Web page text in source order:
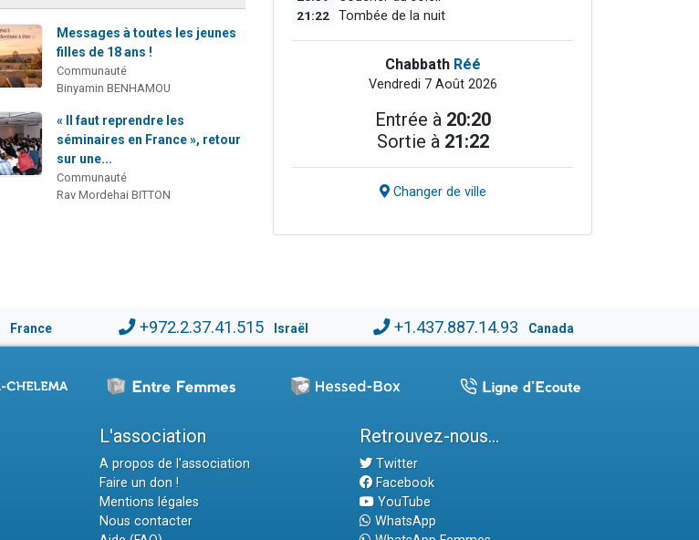
Messages à toutes les jeunes
filles de 18 ans !
Communauté
Binyamin BENHAMOU
« Il faut reprendre les
séminaires en France », retour
sur une...
Communauté
Rav Mordehai BITTON
21:22 Tombée de la nuit
Chabbath Réé
Vendredi 7 Août 2026
Entrée à 20:20
Sortie à 21:22
Changer de ville
France +972.2.37.41.515 Israël +1.437.887.14.93 Canada
L'association
A propos de l'association
Faire un don !
Mentions légales
Nous contacter
Retrouvez-nous...
Twitter
Facebook
YouTube
WhatsApp